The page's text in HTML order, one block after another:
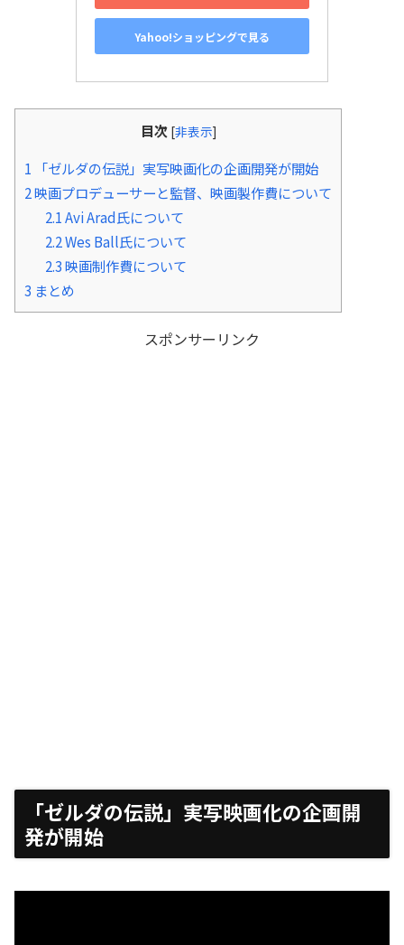
Yahoo!ショッピングで見る
目次 [非表示]
1 「ゼルダの伝説」実写映画化の企画開発が開始
2映画プロデューサーと監督、映画製作費について
2.1Avi Arad氏について
2.2Wes Ball氏について
2.3映画制作費について
3 まとめ
スポンサーリンク
「ゼルダの伝説」実写映画化の企画開
発が開始